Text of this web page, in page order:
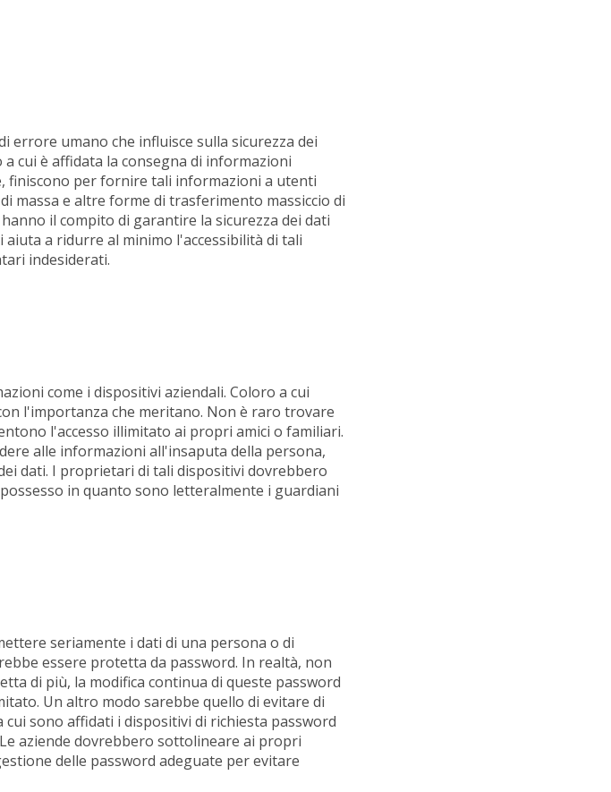
errore umano che influisce sulla sicurezza dei
cui è affidata la consegna di informazioni
finiscono per fornire tali informazioni a utenti
massa e altre forme di trasferimento massiccio di
il compito di garantire la sicurezza dei dati
a ridurre al minimo l'accessibilità di tali
indesiderati.
come i dispositivi aziendali. Coloro a cui
l'importanza che meritano. Non è raro trovare
l'accesso illimitato ai propri amici o familiari.
alle informazioni all'insaputa della persona,
dati. I proprietari di tali dispositivi dovrebbero
in quanto sono letteralmente i guardiani
seriamente i dati di una persona o di
essere protetta da password. In realtà, non
di più, la modifica continua di queste password
Un altro modo sarebbe quello di evitare di
sono affidati i dispositivi di richiesta password
aziende dovrebbero sottolineare ai propri
delle password adeguate per evitare